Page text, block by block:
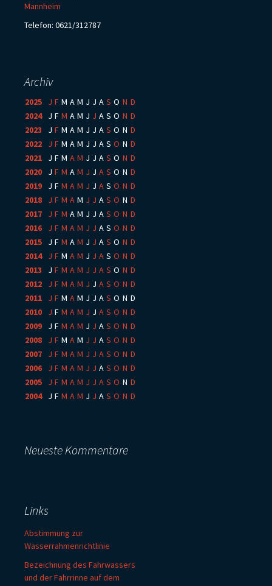
Mannheim
Telefon: 0621/312787
Archiv
2025 J F M A M J J A S O N D
2024: J F M A M J J A S O N D
2023
J F M A M J J A S O N D
2022
J F M A M J J A S O N D
2021
J F M A M J J A S O N D
2020
J F M A M J J A S O N D
2019
J F M A M J J A S O N D
2018
J F M A M J J A S O N D
2017
J F M A M J J A S O N D
2016
J F M A M J J A S O N D
2015
J F M A M J J A S O N D
2014: J F M A M J J A S O N D
2013
J F M A M J J A S O N D
2012
J F M A M J J A S O N D
2011
J F M A M J J A S O N D
2010
J F M A M J J A S O N D
2009
J F M A M J J A S O N D
2008
J F M A M J J A S O N D
2007
J F M A M J J A S O N D
2006
J F M A M J J A S O N D
2005
J F M A M J J A S O N D
2004: J F M A M J J A S O N D
Neueste Kommentare
Links
Abstimmung zur
Wasserrahmenrichtlinie
Bezeichnung des Fahrwassers
und der Fahrrinne auf dem